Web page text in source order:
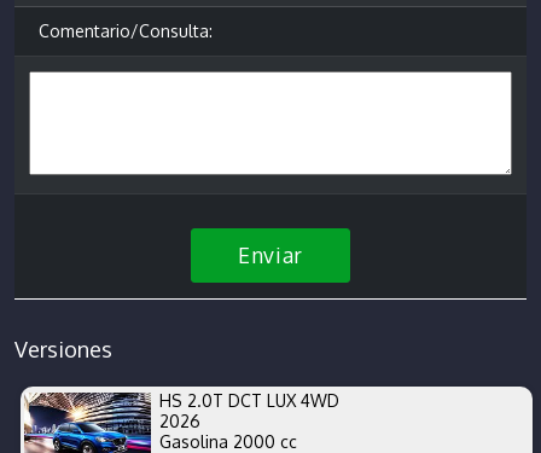
Comentario/Consulta:
Enviar
Versiones
HS 2.0T DCT LUX 4WD
2026
Gasolina 2000 cc